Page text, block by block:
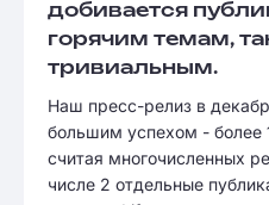
добивается
горячим темам,
тривиальным.
Наш пресс-релиз в
большим успехом - более
считая многочисленных
числе 2 отдельные